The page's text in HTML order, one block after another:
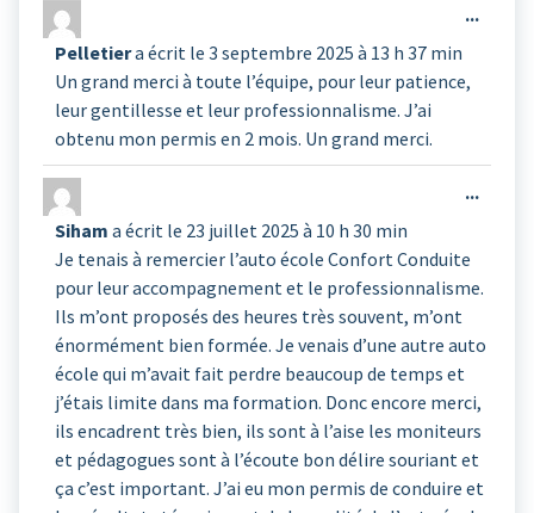
Pelletiera écrit le 3 septembre 2025 à 13 h 37 min
Un grand merci à toute l’équipe, pour leur patience,
leur gentillesse et leur professionnalisme. J’ai
obtenu mon permis en 2 mois. Un grand merci.
...
Siham a écrit le 23 juillet 2025 à 10 h 30 min
Je tenais à remercier l’auto école Confort Conduite
pour leur accompagnement et le professionnalisme.
Ils m’ont proposés des heures très souvent, m’ont
énormément bien formée. Je venais d’une autre auto
école qui m’avait fait perdre beaucoup de temps et
j’étais limite dans ma formation. Donc encore merci,
ils encadrent très bien, ils sont à l’aise les moniteurs
et pédagogues sont à l’écoute bon délire souriant et
ça c’est important. J’ai eu mon permis de conduire et
...